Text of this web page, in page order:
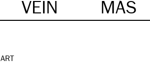
VEIN MÁS
ART